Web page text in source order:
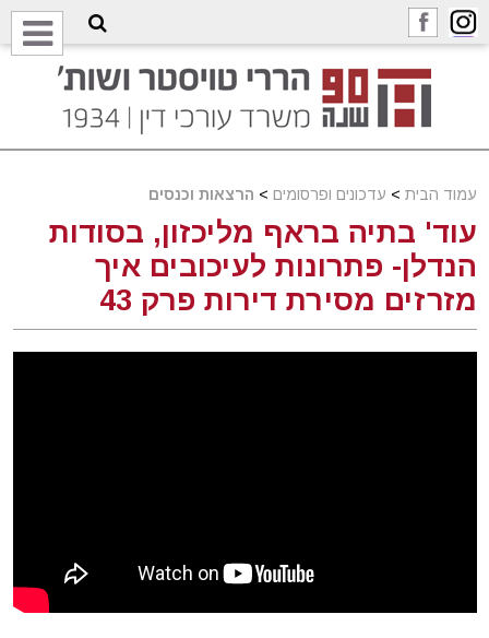
עמוד הבית > עדכונים ופרסומים > הרצאות וכנסים
עוד' בתיה בראף מליכזון, בסודות
הנדלן- פתרונות לעיכובים איך
מזרזים מסירת דירות פרק 43